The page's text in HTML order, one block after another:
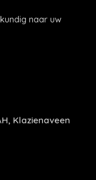
naar uw
Klazienaveen